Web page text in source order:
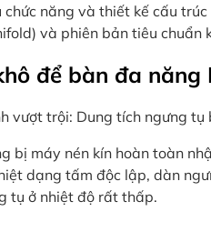
năng và thiết kế cấu
và phiên bản tiêu
để bàn đa năng
vượt trội: Dung tích ngưng
bị máy nén kín hoàn toàn
dạng tấm độc lập, dàn
tụ ở nhiệt độ rất thấp.